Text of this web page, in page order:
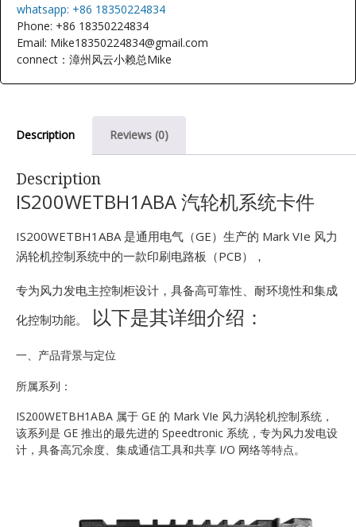
whatsapp: +86 18350224834
Phone: +86 18350224834
Email: Mike18350224834@gmail.com
connect：漳州风云小赖总Mike
Description Reviews (0)
Description
IS200WETBH1ABA 汽轮机系统卡件
IS200WETBH1ABA 是通用电气（GE）生产的 Mark VIe 风力
涡轮机控制系统中的一款印刷电路板（PCB），
专为风力发电主控制柜设计，具备高可靠性、耐环境性和集成
化控制功能。
以下是其详细介绍：
一、产品背景与定位
所属系列：
IS200WETBH1ABA 属于 GE 的 Mark VIe 风力涡轮机控制系统，
该系列是 GE 推出的最先进的 Speedtronic 系统，专为风力发电设
计，具备高冗余度、集成通信工具和共享 I/O 网络等特点。